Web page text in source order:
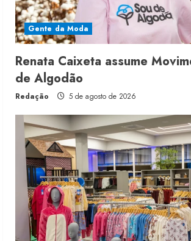
Gente da Moda
Renata Caixeta assume
de Algodão
Redação 5 de agosto de 2026